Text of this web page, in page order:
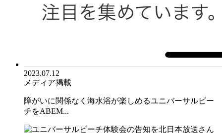
2023.07.12
メディア掲載
障がいに関係なく海水浴が楽しめるユニバーサルビー
チをABEM...